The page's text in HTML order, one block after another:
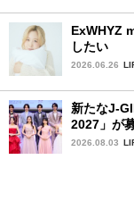
ExWHYZ
したい
2026.06.26
新たなJ-
2027」が
視した「
2026.08.03